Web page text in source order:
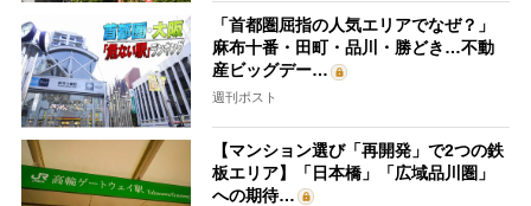
「首都圏屈指の人気エリアでなぜ？」
麻布十番・田町・品川・勝どき…不動
産ビッグデー…
週刊ポスト
【マンション選び「再開発」で2つの鉄
板エリア】「日本橋」「広域品川圏」
への期待…